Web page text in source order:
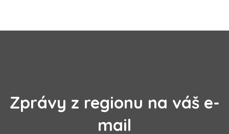
Zprávy z regionu na váš e-
mail